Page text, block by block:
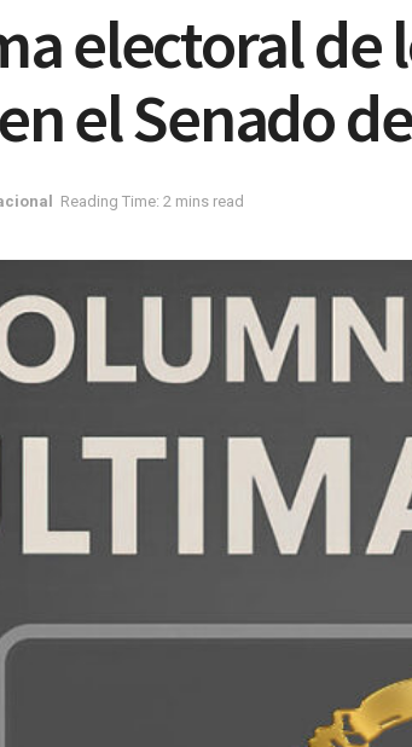
electoral de
el Senado
Reading Time: 2 mins read